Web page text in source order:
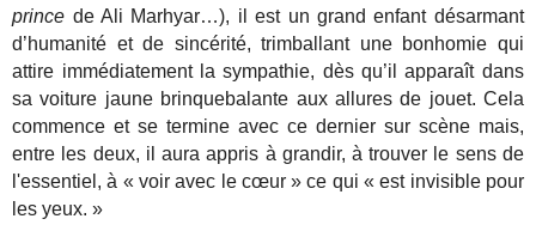
prince de Ali Marhyar…), il est un grand enfant désarmant
d’humanité et de sincérité, trimballant une bonhomie qui
attire immédiatement la sympathie, dès qu’il apparaît dans
sa voiture jaune brinquebalante aux allures de jouet. Cela
commence et se termine avec ce dernier sur scène mais,
entre les deux, il aura appris à grandir, à trouver le sens de
l'essentiel, à « voir avec le cœur » ce qui « est invisible pour
les yeux. »